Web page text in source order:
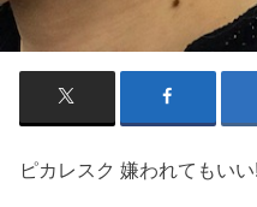
ピカレスク 嫌われてもい